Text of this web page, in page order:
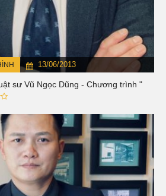
13/06/2013
sư Vũ Ngọc Dũng - Chương trình "